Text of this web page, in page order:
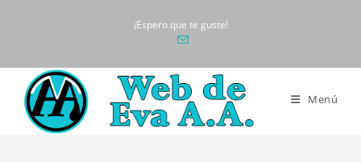
¡Espero que te guste!
Menú